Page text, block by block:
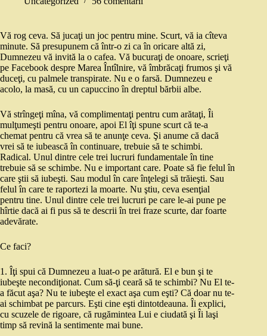
Vă rog ceva. Să jucaţi un joc pentru mine. Scurt, vă ia cîteva
minute. Să presupunem că într-o zi ca în oricare altă zi,
Dumnezeu vă invită la o cafea. Vă bucuraţi de onoare, scrieţi
pe Facebook despre Marea Întîlnire, vă îmbrăcaţi frumos şi vă
duceţi, cu palmele transpirate. Nu e o farsă. Dumnezeu e
acolo, la masă, cu un capuccino în dreptul bărbii albe.
Vă strîngeţi mîna, vă complimentaţi pentru cum arătaţi, Îi
mulţumeşti pentru onoare, apoi El îţi spune scurt că te-a
chemat pentru că vrea să te anunţe ceva. Şi anume că dacă
vrei să te iubească în continuare, trebuie să te schimbi.
Radical. Unul dintre cele trei lucruri fundamentale în tine
trebuie să se schimbe. Nu e important care. Poate să fie felul în
care ştii să iubeşti. Sau modul în care înţelegi să trăieşti. Sau
felul în care te raportezi la moarte. Nu ştiu, ceva esenţial
pentru tine. Unul dintre cele trei lucruri pe care le-ai pune pe
hîrtie dacă ai fi pus să te descrii în trei fraze scurte, dar foarte
adevărate.
Ce faci?
1. Îţi spui că Dumnezeu a luat-o pe arătură. El e bun şi te
iubeşte necondiţionat. Cum să-ţi ceară să te schimbi? Nu El te-
a făcut aşa? Nu te iubeşte el exact aşa cum eşti? Că doar nu te-
ai schimbat pe parcurs. Eşti cine eşti dintotdeauna. Îi explici,
cu scuzele de rigoare, că rugămintea Lui e ciudată şi Îi laşi
timp să revină la sentimente mai bune.